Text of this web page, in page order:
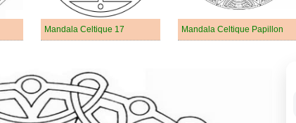
Mandala Celtique 17 Mandala Celtique Papillon